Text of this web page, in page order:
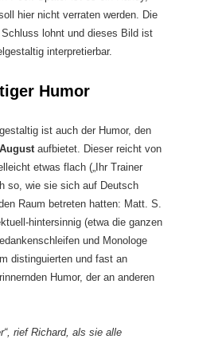
hier nicht verraten werden. Die
Schluss lohnt und dieses Bild ist
interpretierbar.
Humor
ist auch der Humor, den
August aufbietet. Dieser reicht von
etwas flach („Ihr Trainer
so, wie sie sich auf Deutsch
Raum betreten hatten: Matt. S.
hintersinnig (etwa die ganzen
und Monologe
distinguierten und fast an
Humor, der an anderen
rief Richard, als sie alle